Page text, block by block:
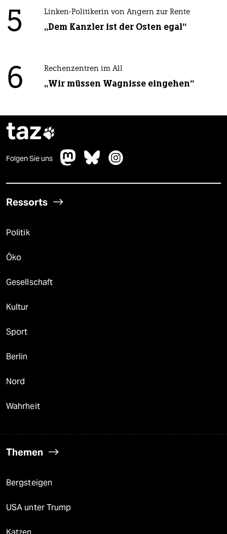
5 Linken-Politikerin von Angern zur Rente
„Dem Kanzler ist der Osten egal“
6 Rechenzentren im All
„Wir müssen Wagnisse eingehen“
taz
Folgen Sie uns
Ressorts
Politik
Öko
Gesellschaft
Kultur
Sport
Berlin
Nord
Wahrheit
Themen
Bergsteigen
USA unter Trump